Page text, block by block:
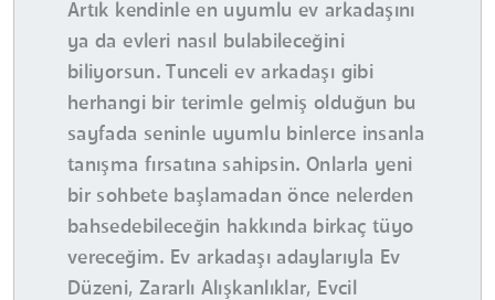
Artık kendinle en uyumlu ev arkadaşını
ya da evleri nasıl bulabileceğini
biliyorsun. Tunceli ev arkadaşı gibi
herhangi bir terimle gelmiş olduğun bu
sayfada seninle uyumlu binlerce insanla
tanışma fırsatına sahipsin. Onlarla yeni
bir sohbete başlamadan önce nelerden
bahsedebileceğin hakkında birkaç tüyo
vereceğim. Ev arkadaşı adaylarıyla Ev
Düzeni, Zararlı Alışkanlıklar, Evcil